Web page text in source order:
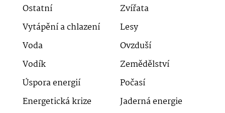
Ostatní
Zvířata
Vytápění a chlazení
Lesy
Voda
Ovzduší
Vodík
Zemědělství
Úspora energií
Počasí
Energetická krize
Jaderná energie